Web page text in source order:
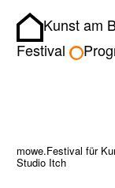
Homepage
Kunst am
Festival
mowe.Festival für
Studio Itch